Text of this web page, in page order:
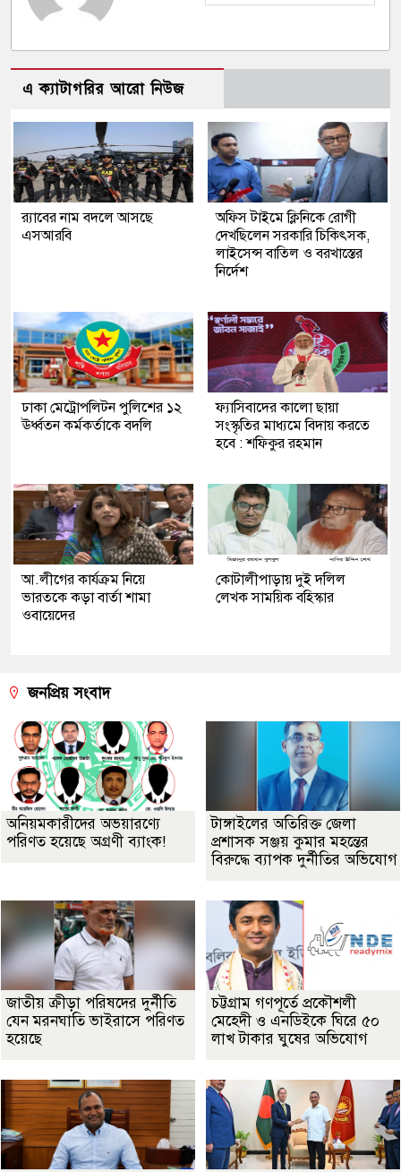
এ ক্যাটাগরির আরো নিউজ
র‍্যাবের নাম বদলে আসছে
এসআরবি
অফিস টাইমে ক্লিনিকে রোগী
দেখছিলেন সরকারি চিকিৎসক,
লাইসেন্স বাতিল ও বরখাস্তের
নির্দেশ
ঢাকা মেট্রোপলিটন পুলিশের ১২
ঊর্ধ্বতন কর্মকর্তাকে বদলি
ফ্যাসিবাদের কালো ছায়া
সংস্কৃতির মাধ্যমে বিদায় করতে
হবে : শফিকুর রহমান
আ.লীগের কার্যক্রম নিয়ে
ভারতকে কড়া বার্তা শামা
ওবায়েদের
কোটালীপাড়ায় দুই দলিল
লেখক সাময়িক বহিস্কার
জনপ্রিয় সংবাদ
অনিয়মকারীদের অভয়ারণ্যে
পরিণত হয়েছে অগ্রণী ব্যাংক!
টাঙ্গাইলের অতিরিক্ত জেলা
প্রশাসক সঞ্জয় কুমার মহন্তের
বিরুদ্ধে ব্যাপক দুর্নীতির অভিযোগ
জাতীয় ক্রীড়া পরিষদের দুর্নীতি
যেন মরনঘাতি ভাইরাসে পরিণত
হয়েছে
চট্টগ্রাম গণপূর্তে প্রকৌশলী
মেহেদী ও এনডিইকে ঘিরে ৫০
লাখ টাকার ঘুষের অভিযোগ